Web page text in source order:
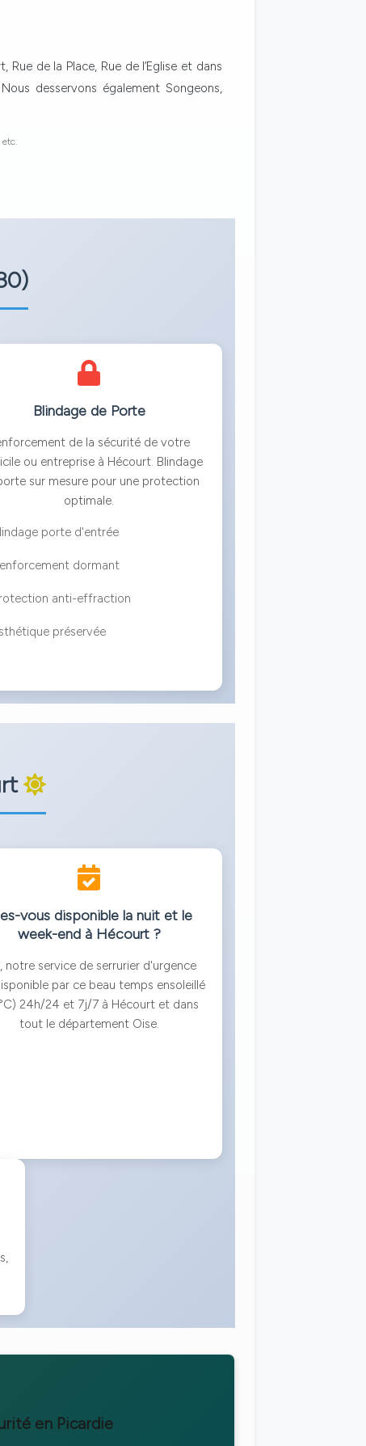
de la Place, Rue de l’Eglise et dans
desservons également Songeons,
Blindage de Porte
de la sécurité de votre
ou entreprise à Hécourt. Blindage
sur mesure pour une protection
optimale.
porte d'entrée
dormant
anti-effraction
préservée
vous disponible la nuit et le
week-end à Hécourt ?
notre service de serrurier d'urgence
par ce beau temps ensoleillé
24h/24 et 7j/7 à Hécourt et dans
tout le département Oise.
en Picardie